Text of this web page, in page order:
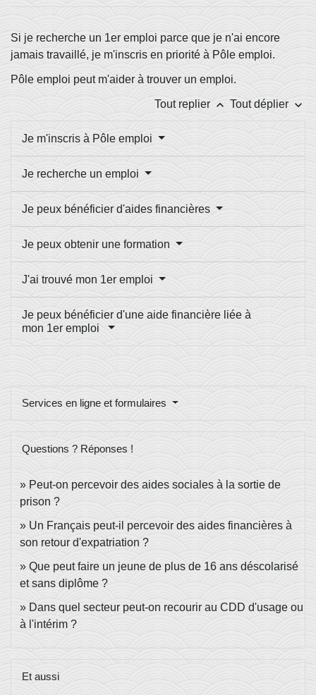
Si je recherche un 1er emploi parce que je n'ai encore
jamais travaillé, je m'inscris en priorité à Pôle emploi.
Pôle emploi peut m'aider à trouver un emploi.
Tout replier keyboard_arrow_up Tout déplier keyboard_arrow_down
Je m'inscris à Pôle emploi
Je recherche un emploi
Je peux bénéficier d'aides financières
Je peux obtenir une formation
J'ai trouvé mon 1er emploi
Je peux bénéficier d'une aide financière liée à
mon 1er emploi
Services en ligne et formulaires
Questions ? Réponses !
Peut-on percevoir des aides sociales à la sortie de
prison ?
Un Français peut-il percevoir des aides financières à
son retour d'expatriation ?
Que peut faire un jeune de plus de 16 ans déscolarisé
et sans diplôme ?
Dans quel secteur peut-on recourir au CDD d'usage ou
à l'intérim ?
Et aussi